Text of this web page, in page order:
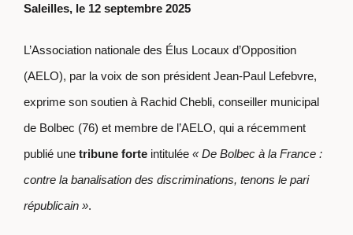
Saleilles, le 12 septembre 2025
L’Association nationale des Élus Locaux d’Opposition
(AELO), par la voix de son président Jean-Paul Lefebvre,
exprime son soutien à Rachid Chebli, conseiller municipal
de Bolbec (76) et membre de l’AELO, qui a récemment
publié une tribune forte intitulée « De Bolbec à la France :
contre la banalisation des discriminations, tenons le pari
républicain ».